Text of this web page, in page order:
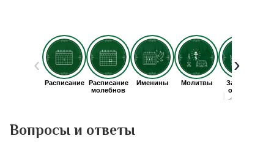
Вопросы и ответы